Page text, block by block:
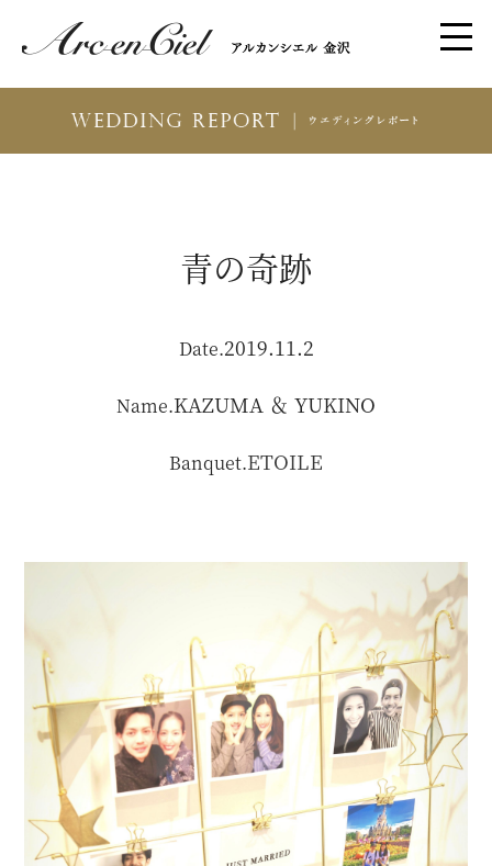
青の奇跡
Date.2019.11.2
Name.KAZUMA ＆ YUKINO
Banquet.ETOILE